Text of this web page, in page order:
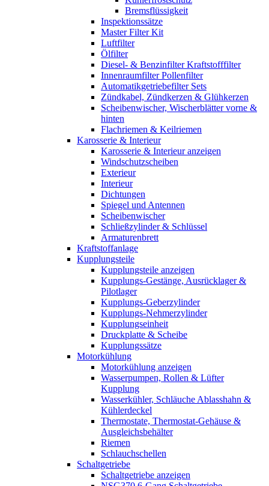
Bremsflüssigkeit
Inspektionssätze
Master Filter Kit
Luftfilter
Ölfilter
Diesel- & Benzinfilter Kraftstofffilter
Innenraumfilter Pollenfilter
Automatikgetriebefilter Sets
Zündkabel, Zündkerzen & Glühkerzen
Scheibenwischer, Wischerblätter vorne &
hinten
Flachriemen & Keilriemen
Karosserie & Interieur
Karosserie & Interieur anzeigen
Windschutzscheiben
Exterieur
Interieur
Dichtungen
Spiegel und Antennen
Scheibenwischer
Schließzylinder & Schlüssel
Armaturenbrett
Kraftstoffanlage
Kupplungsteile
Kupplungsteile anzeigen
Kupplungs-Gestänge, Ausrücklager &
Pilotlager
Kupplungs-Geberzylinder
Kupplungs-Nehmerzylinder
Kupplungseinheit
Druckplatte & Scheibe
Kupplungssätze
Motorkühlung
Motorkühlung anzeigen
Wasserpumpen, Rollen & Lüfter
Kupplung
Wasserkühler, Schläuche Ablasshahn &
Kühlerdeckel
Thermostate, Thermostat-Gehäuse &
Ausgleichsbehälter
Riemen
Schlauchschellen
Schaltgetriebe
Schaltgetriebe anzeigen